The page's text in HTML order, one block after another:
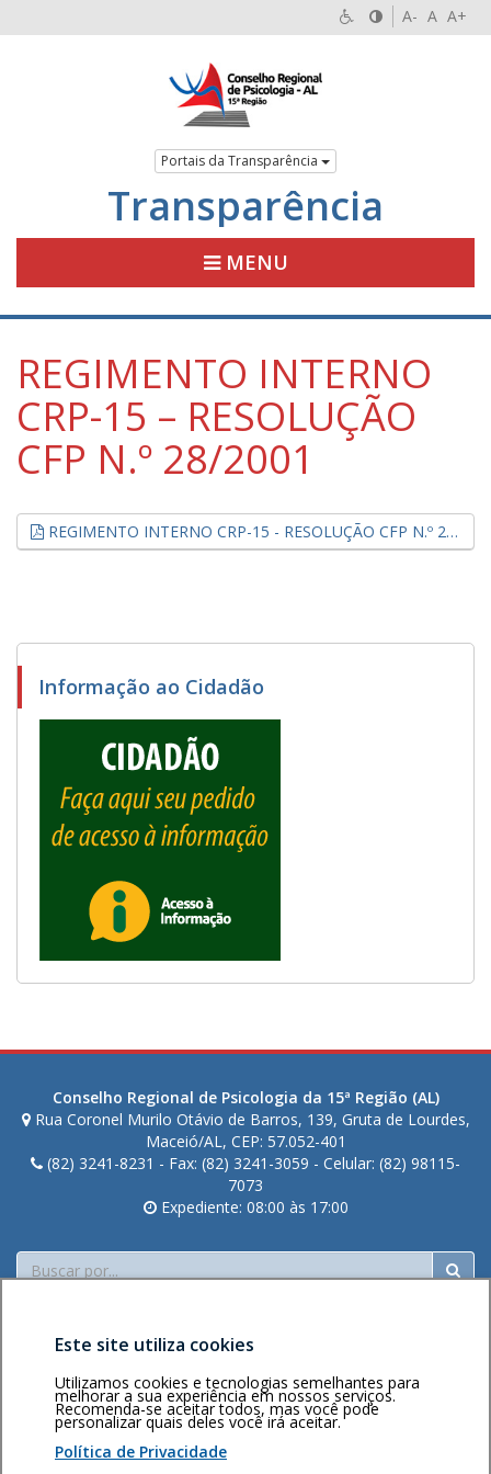
A- A A+
Portais da Transparência
Transparência
MENU
REGIMENTO INTERNO
CRP-15 – RESOLUÇÃO
CFP N.º 28/2001
REGIMENTO INTERNO CRP-15 - RESOLUÇÃO CFP N.º 28/2001 (.pdf, 5,21 MB)
Informação ao Cidadão
Conselho Regional de Psicologia da 15ª Região (AL)
Rua Coronel Murilo Otávio de Barros, 139, Gruta de Lourdes,
Maceió/AL, CEP: 57.052-401
(82) 3241-8231 - Fax: (82) 3241-3059 - Celular: (82) 98115-
7073
Expediente: 08:00 às 17:00
Buscar
Área restritaPolítica de
privacidadePersonalização
de cookies
Este site utiliza cookies
Utilizamos cookies e tecnologias semelhantes para
melhorar a sua experiência em nossos serviços.
Recomenda-se aceitar todos, mas você pode
personalizar quais deles você irá aceitar.
Política de Privacidade